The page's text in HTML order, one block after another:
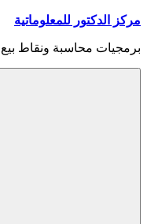
Skip
content
مركز الدكتور للمعلوماتية
برمجيات محاسبة ونقاط بيع